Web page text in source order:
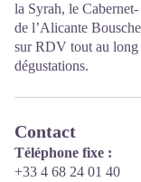
la Syrah, le
de l’Alicante
sur RDV tout au long
dégustations.
Contact
Téléphone fixe :
+33 4 68 24 01 40